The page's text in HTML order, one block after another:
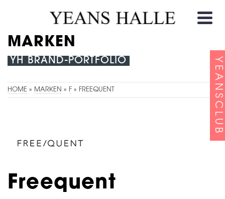
MARKEN
YH BRAND-PORTFOLIO
HOME » MARKEN » F » FREEQUENT
Freequent
YEANSCLUB